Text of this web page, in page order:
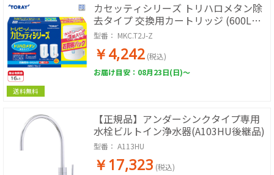
送料無料
カセッティシリーズ トリハロメタン除
去タイプ 交換用カートリッジ (600Lタ
イプ/3個入り)
型番： MKC.T2J-Z
￥4,242 (税込)
お届け目安：08月23日(日)～
【正規品】アンダーシンクタイプ専用
水栓ビルトイン浄水器(A103HU後継品)
型番： A113HU
￥17,323 (税込)